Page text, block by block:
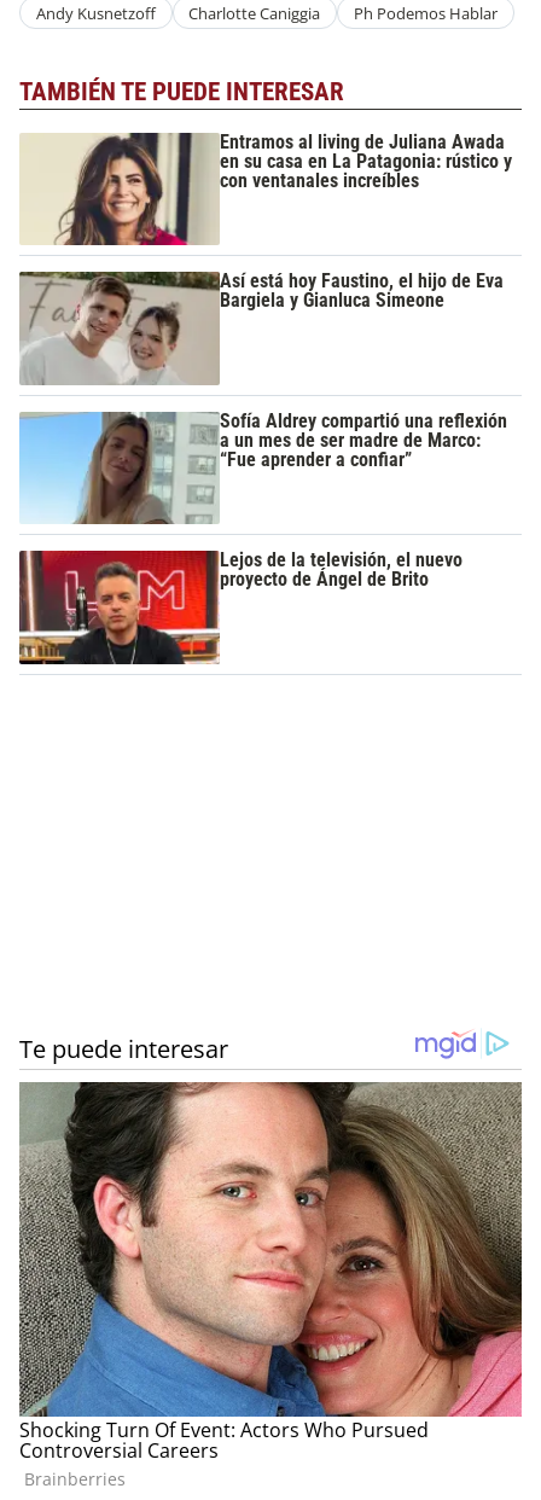
Andy Kusnetzoff Charlotte Caniggia Ph Podemos Hablar
TAMBIÉN TE PUEDE INTERESAR
Entramos al living de Juliana Awada
en su casa en La Patagonia: rústico y
con ventanales increíbles
Así está hoy Faustino, el hijo de Eva
Bargiela y Gianluca Simeone
Sofía Aldrey compartió una reflexión
a un mes de ser madre de Marco:
“Fue aprender a confiar”
Lejos de la televisión, el nuevo
proyecto de Ángel de Brito